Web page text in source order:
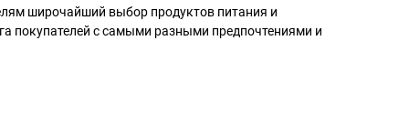
широчайший выбор продуктов питания и
покупателей с самыми разными предпочтениями и